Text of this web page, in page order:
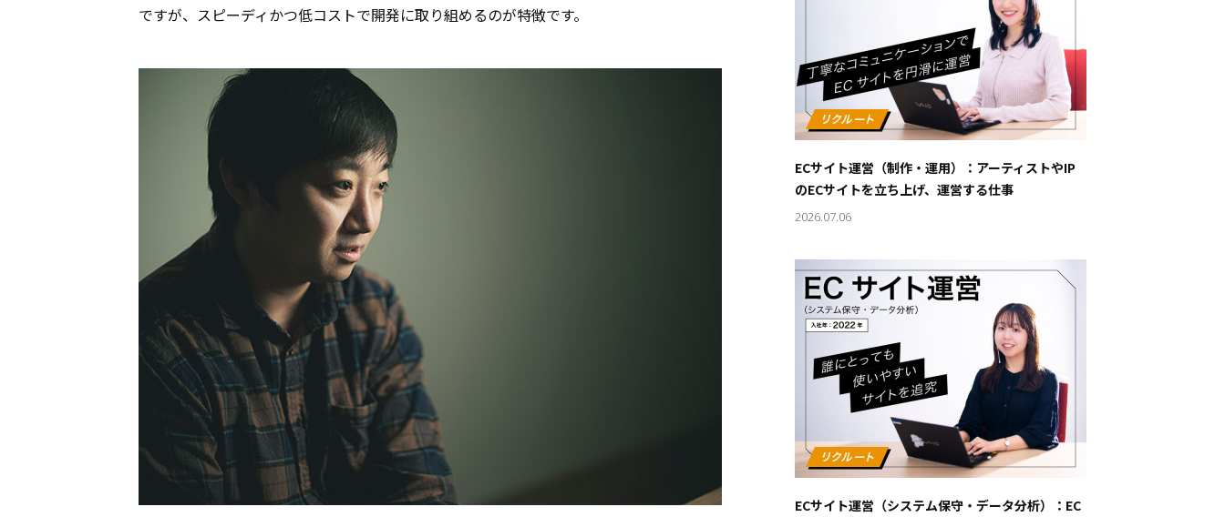
ですが、スピーディかつ低コストで開発に取り組めるのが特徴です。
ECサイト運営（制作・運用）：アーティストやIP
のECサイトを立ち上げ、運営する仕事
2026.07.06
ECサイト運営（システム保守・データ分析）：EC